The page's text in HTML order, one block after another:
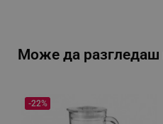
Може да разгледаш
-22%